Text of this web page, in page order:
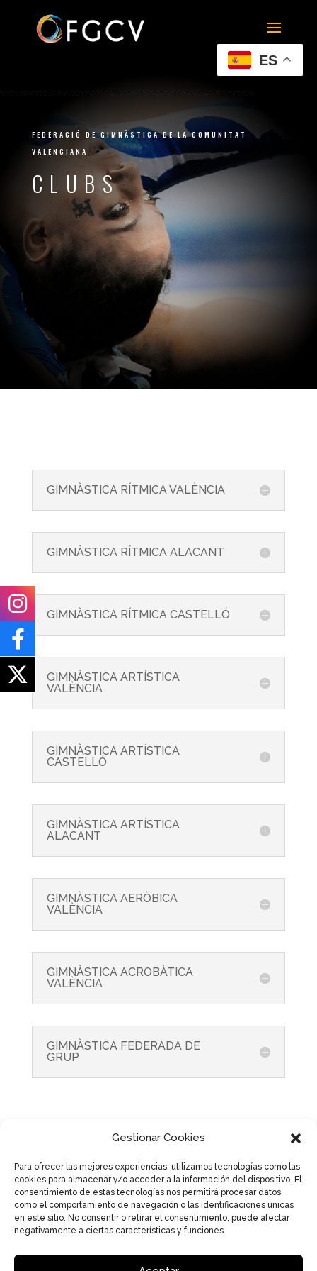
Gestionar Cookies
Para ofrecer las mejores experiencias, utilizamos tecnologías como las
cookies para almacenar y/o acceder a la información del dispositivo. El
consentimiento de estas tecnologías nos permitirá procesar datos
como el comportamiento de navegación o las identificaciones únicas
en este sitio. No consentir o retirar el consentimiento, puede afectar
negativamente a ciertas características y funciones.
FEDERACIÓ DE GIMNÀSTICA DE LA COMUNITAT
VALENCIANA
CLUBS
GIMNÀSTICA RÍTMICA VALÈNCIA
GIMNÀSTICA RÍTMICA ALACANT
GIMNÀSTICA RÍTMICA CASTELLÓ
GIMNÀSTICA ARTÍSTICA
VALÈNCIA
GIMNÀSTICA ARTÍSTICA
CASTELLÓ
GIMNÀSTICA ARTÍSTICA
ALACANT
GIMNÀSTICA AERÒBICA
VALÈNCIA
GIMNÀSTICA ACROBÀTICA
VALÈNCIA
GIMNÀSTICA FEDERADA DE
GRUP
Share this…
ES